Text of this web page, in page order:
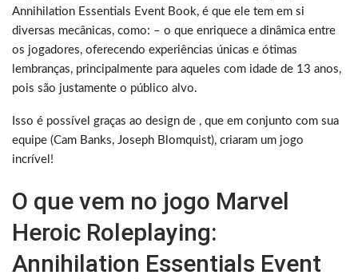
Annihilation Essentials Event Book, é que ele tem em si
diversas mecânicas, como: – o que enriquece a dinâmica entre
os jogadores, oferecendo experiências únicas e ótimas
lembranças, principalmente para aqueles com idade de 13 anos,
pois são justamente o público alvo.
Isso é possível graças ao design de , que em conjunto com sua
equipe (Cam Banks, Joseph Blomquist), criaram um jogo
incrível!
O que vem no jogo Marvel
Heroic Roleplaying:
Annihilation Essentials Event